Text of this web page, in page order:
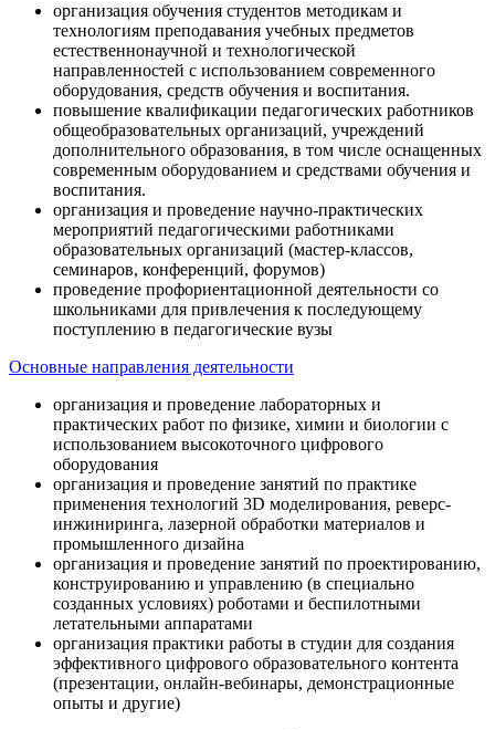
организация обучения студентов методикам и
технологиям преподавания учебных предметов
естественнонаучной и технологической
направленностей с использованием современного
оборудования, средств обучения и воспитания.
повышение квалификации педагогических работников
общеобразовательных организаций, учреждений
дополнительного образования, в том числе оснащенных
современным оборудованием и средствами обучения и
воспитания.
организация и проведение научно-практических
мероприятий педагогическими работниками
образовательных организаций (мастер-классов,
семинаров, конференций, форумов)
проведение профориентационной деятельности со
школьниками для привлечения к последующему
поступлению в педагогические вузы
Основные направления деятельности
организация и проведение лабораторных и
практических работ по физике, химии и биологии с
использованием высокоточного цифрового
оборудования
организация и проведение занятий по практике
применения технологий 3D моделирования, реверс-
инжиниринга, лазерной обработки материалов и
промышленного дизайна
организация и проведение занятий по проектированию,
конструированию и управлению (в специально
созданных условиях) роботами и беспилотными
летательными аппаратами
организация практики работы в студии для создания
эффективного цифрового образовательного контента
(презентации, онлайн-вебинары, демонстрационные
опыты и другие)